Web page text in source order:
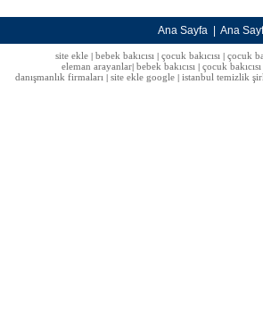
Ana Sayfa Ana
site ekle| bebek bakıcısı| çocuk bakıcısı| çocuk
eleman arayanlar bebek bakıcısı çocuk bakıcısı
danışmanlık firmaları site ekle google istanbul temizlik